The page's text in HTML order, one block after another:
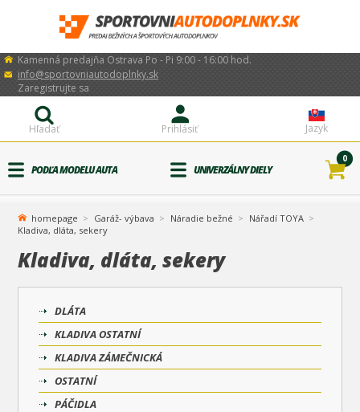
Kamenná predajňa Ostrava Po - Pi 9:00 - 16:00 hod.
info@sportovniautodoplnky.sk
Jazyk
Prihlásiť
Zaregistrujte sa
Hľadať
PODĽA MODELU AUTA UNIVERZÁLNY DIELY
0
homepage Garáž- výbava Náradie bežné
Nářadí TOYA
Kladiva, dláta, sekery
Kladiva, dláta, sekery
DLÁTA
KLADIVA OSTATNÍ
KLADIVA ZÁMEČNICKÁ
OSTATNÍ
PÁČIDLA